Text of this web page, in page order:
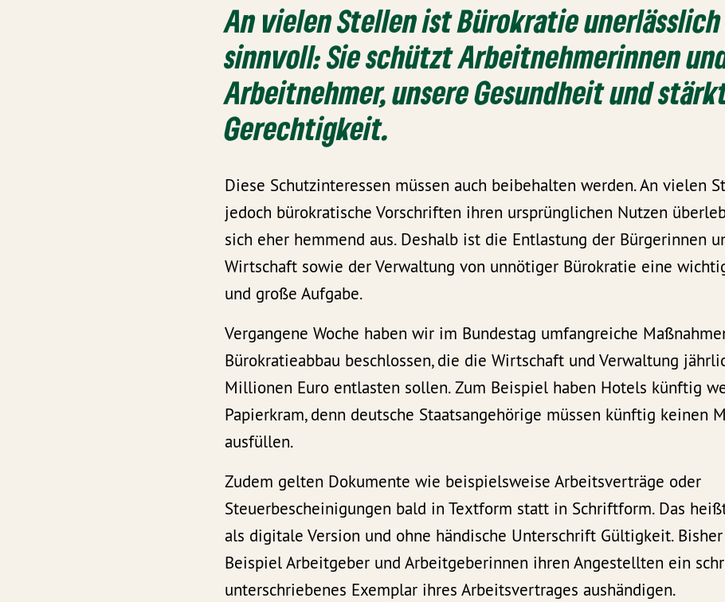
An vielen Stellen ist Bürokratie
sinnvoll: Sie schützt Arbeitnehmerinnen
Arbeitnehmer, unsere Gesundheit und
Gerechtigkeit.
Diese Schutzinteressen müssen auch beibehalten werden. An vielen
jedoch bürokratische Vorschriften ihren ursprünglichen Nutzen
sich eher hemmend aus. Deshalb ist die Entlastung der Bürgerinnen
Wirtschaft sowie der Verwaltung von unnötiger Bürokratie eine
und große Aufgabe.
Vergangene Woche haben wir im Bundestag umfangreiche
Bürokratieabbau beschlossen, die die Wirtschaft und Verwaltung
Millionen Euro entlasten sollen. Zum Beispiel haben Hotels künftig
Papierkram, denn deutsche Staatsangehörige müssen künftig keinen
ausfüllen.
Zudem gelten Dokumente wie beispielsweise Arbeitsverträge oder
Steuerbescheinigungen bald in Textform statt in Schriftform. Das
als digitale Version und ohne händische Unterschrift Gültigkeit.
Beispiel Arbeitgeber und Arbeitgeberinnen ihren Angestellten ein
unterschriebenes Exemplar ihres Arbeitsvertrages aushändigen.